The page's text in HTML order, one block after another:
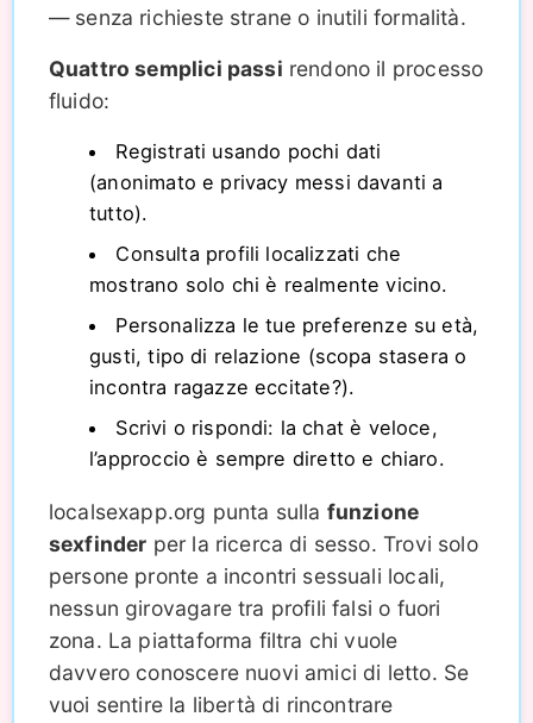
— senza richieste strane o inutili formalità.
Quattro semplici passi rendono il processo
fluido:
Registrati usando pochi dati
(anonimato e privacy messi davanti a
tutto).
Consulta profili localizzati che
mostrano solo chi è realmente vicino.
Personalizza le tue preferenze su età,
gusti, tipo di relazione (scopa stasera o
incontra ragazze eccitate?).
Scrivi o rispondi: la chat è veloce,
l’approccio è sempre diretto e chiaro.
localsexapp.org punta sulla funzione
sexfinder per la ricerca di sesso. Trovi solo
persone pronte a incontri sessuali locali,
nessun girovagare tra profili falsi o fuori
zona. La piattaforma filtra chi vuole
davvero conoscere nuovi amici di letto. Se
vuoi sentire la libertà di rincontrare